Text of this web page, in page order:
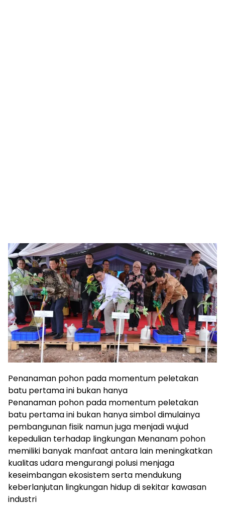
Penanaman pohon pada momentum peletakan
batu pertama ini bukan hanya
Penanaman pohon pada momentum peletakan
batu pertama ini bukan hanya simbol dimulainya
pembangunan fisik namun juga menjadi wujud
kepedulian terhadap lingkungan Menanam pohon
memiliki banyak manfaat antara lain meningkatkan
kualitas udara mengurangi polusi menjaga
keseimbangan ekosistem serta mendukung
keberlanjutan lingkungan hidup di sekitar kawasan
industri